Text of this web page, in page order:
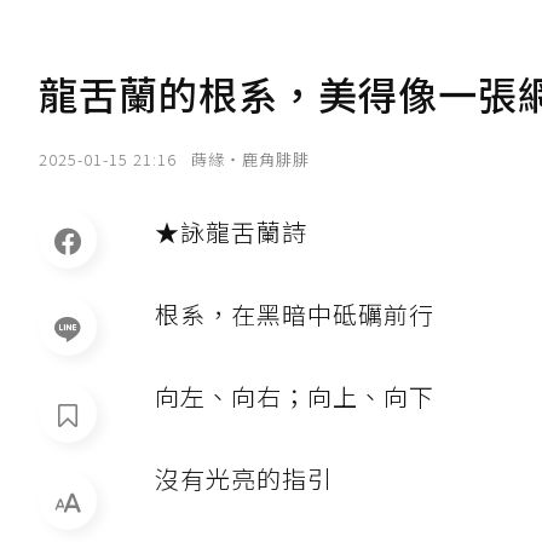
龍舌蘭的根系，美得像一張
2025-01-15 21:16 蒔緣‧鹿角腓腓
★詠龍舌蘭詩
根系，在黑暗中砥礪前行
向左、向右；向上、向下
沒有光亮的指引